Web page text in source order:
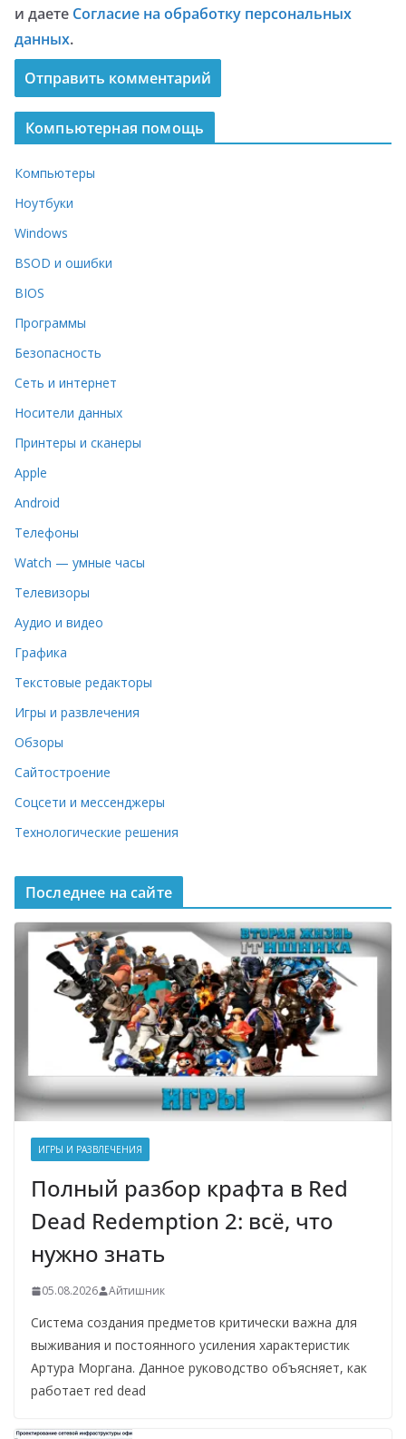
и даете Согласие на обработку персональных
данных.
Компьютерная помощь
Компьютеры
Ноутбуки
Windows
BSOD и ошибки
BIOS
Программы
Безопасность
Сеть и интернет
Носители данных
Принтеры и сканеры
Apple
Android
Телефоны
Watch — умные часы
Телевизоры
Аудио и видео
Графика
Текстовые редакторы
Игры и развлечения
Обзоры
Сайтостроение
Соцсети и мессенджеры
Технологические решения
Последнее на сайте
ИГРЫ И РАЗВЛЕЧЕНИЯ
Полный разбор крафта в Red
Dead Redemption 2: всё, что
нужно знать
05.08.2026 Айтишник
Система создания предметов критически важна для
выживания и постоянного усиления характеристик
Артура Моргана. Данное руководство объясняет, как
работает red dead